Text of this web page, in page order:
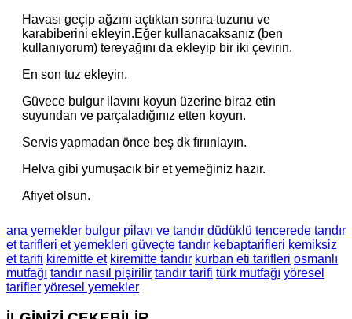
Havası geçip ağzını açtıktan sonra tuzunu ve
karabiberini ekleyin.Eğer kullanacaksanız (ben
kullanıyorum) tereyağını da ekleyip bir iki çevirin.
En son tuz ekleyin.
Güvece bulgur ilavını koyun üzerine biraz etin
suyundan ve parçaladığınız etten koyun.
Servis yapmadan önce beş dk fırıınlayın.
Helva gibi yumuşacık bir et yemeğiniz hazır.
Afiyet olsun.
ana yemekler bulgur pilavı ve tandır düdüklü tencerede tandır
et tarifleri et yemekleri güveçte tandır kebaptarifleri kemiksiz
et tarifi kiremitte et kiremitte tandır kurban eti tarifleri osmanlı
mutfağı tandır nasıl pişirilir tandır tarifi türk mutfağı yöresel
tarifler yöresel yemekler